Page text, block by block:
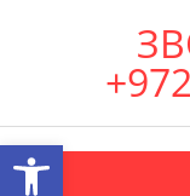
Открыть панель